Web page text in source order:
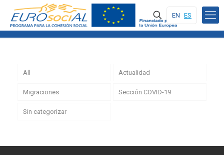
EN ES
All Actualidad
Migraciones Sección COVID-19
Sin categorizar